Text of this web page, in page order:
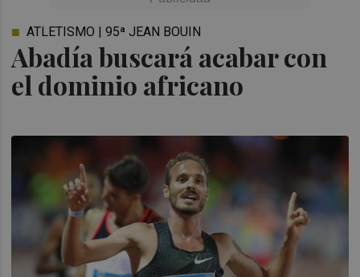
Abadía buscará acabar con
el dominio africano
ATLETISMO | 95ª JEAN BOUIN